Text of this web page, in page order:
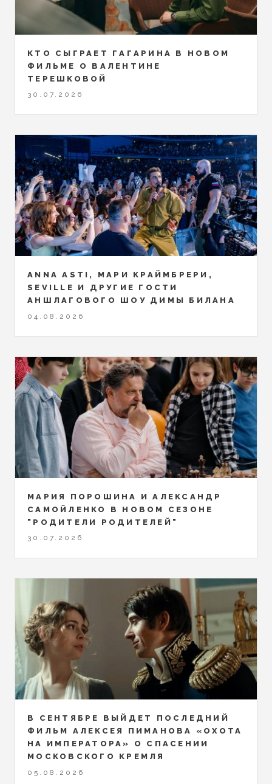
КТО СЫГРАЕТ ГАГАРИНА В НОВОМ
ФИЛЬМЕ О ВАЛЕНТИНЕ
ТЕРЕШКОВОЙ
30.07.2026
ANNA ASTI, МАРИ КРАЙМБРЕРИ,
SEVILLE И ДРУГИЕ ГОСТИ
АНШЛАГОВОГО ШОУ ДИМЫ БИЛАНА
04.08.2026
МАРИЯ ПОРОШИНА И АЛЕКСАНДР
САМОЙЛЕНКО В НОВОМ СЕЗОНЕ
"РОДИТЕЛИ РОДИТЕЛЕЙ"
30.07.2026
В СЕНТЯБРЕ ВЫЙДЕТ ПОСЛЕДНИЙ
ФИЛЬМ АЛЕКСЕЯ ПИМАНОВА «ОХОТА
НА ИМПЕРАТОРА» О СПАСЕНИИ
МОСКОВСКОГО КРЕМЛЯ
05.08.2026